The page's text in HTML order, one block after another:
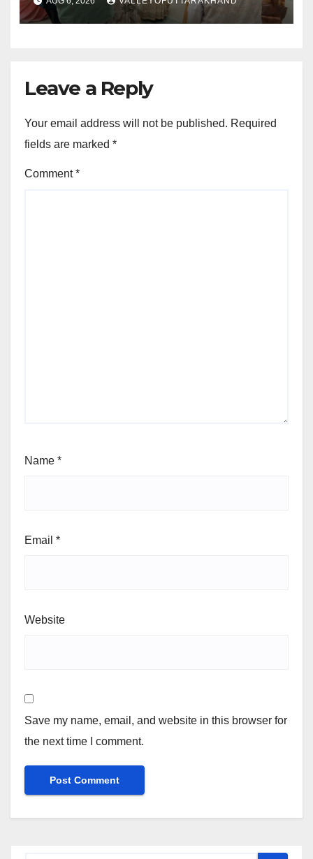
Leave a Reply
Your email address will not be published. Required
fields are marked *
Comment*
Name *
Email *
Website
Save my name, email, and website in this browser for
the next time I comment.